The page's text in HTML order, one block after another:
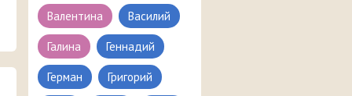
Валентина Василий
Галина Геннадий
Герман Григорий